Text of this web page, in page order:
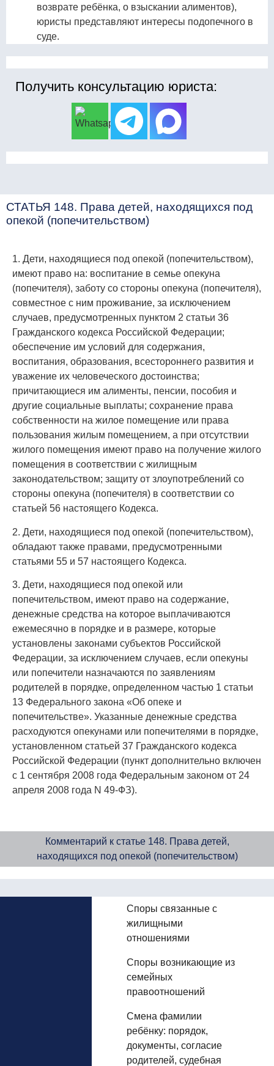
возврате ребёнка, о взыскании алиментов),
юристы представляют интересы подопечного в
суде.
Получить консультацию юриста:
СТАТЬЯ 148. Права детей, находящихся под
опекой (попечительством)
1. Дети, находящиеся под опекой (попечительством),
имеют право на: воспитание в семье опекуна
(попечителя), заботу со стороны опекуна (попечителя),
совместное с ним проживание, за исключением
случаев, предусмотренных пунктом 2 статьи 36
Гражданского кодекса Российской Федерации;
обеспечение им условий для содержания,
воспитания, образования, всестороннего развития и
уважение их человеческого достоинства;
причитающиеся им алименты, пенсии, пособия и
другие социальные выплаты; сохранение права
собственности на жилое помещение или права
пользования жилым помещением, а при отсутствии
жилого помещения имеют право на получение жилого
помещения в соответствии с жилищным
законодательством; защиту от злоупотреблений со
стороны опекуна (попечителя) в соответствии со
статьей 56 настоящего Кодекса.
2. Дети, находящиеся под опекой (попечительством),
обладают также правами, предусмотренными
статьями 55 и 57 настоящего Кодекса.
3. Дети, находящиеся под опекой или
попечительством, имеют право на содержание,
денежные средства на которое выплачиваются
ежемесячно в порядке и в размере, которые
установлены законами субъектов Российской
Федерации, за исключением случаев, если опекуны
или попечители назначаются по заявлениям
родителей в порядке, определенном частью 1 статьи
13 Федерального закона «Об опеке и
попечительстве». Указанные денежные средства
расходуются опекунами или попечителями в порядке,
установленном статьей 37 Гражданского кодекса
Российской Федерации (пункт дополнительно включен
с 1 сентября 2008 года Федеральным законом от 24
апреля 2008 года N 49-ФЗ).
Комментарий к статье 148. Права детей,
находящихся под опекой (попечительством)
Споры связанные с
жилищными
отношениями
Споры возникающие из
семейных
правоотношений
Смена фамилии
ребёнку: порядок,
документы, согласие
родителей, судебная